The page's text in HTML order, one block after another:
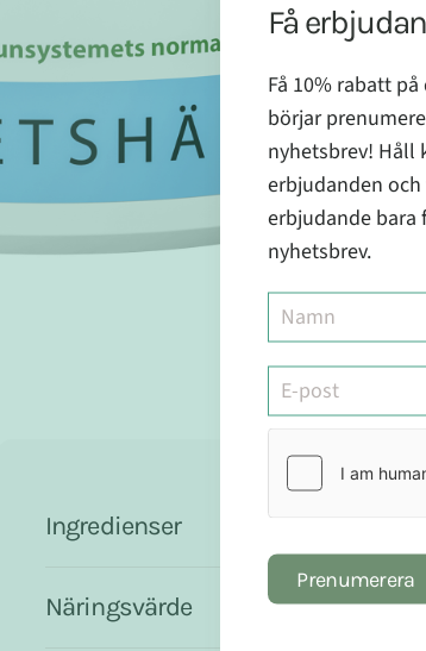
Ingredienser
Näringsvärde
Få
Få 10% rabatt
börjar
nyhetsbrev! Håll
erbjudanden
erbjudande bara
nyhetsbrev.
Prenumerera